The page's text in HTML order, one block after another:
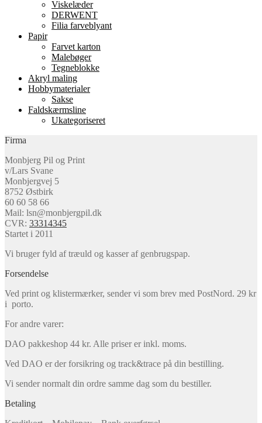
Viskelæder
DERWENT
Filia farveblyant
Papir
Farvet karton
Malebøger
Tegneblokke
Akryl maling
Hobbymaterialer
Sakse
Faldskærmsline
Ukategoriseret
Firma
Monbjerg Pil og Print
v/Lars Svane
Monbjergvej 5
8752 Østbirk
60 60 58 66
Mail: lsn@monbjergpil.dk
CVR: 33314345
Startet i 2011
Vi bruger fyld af træuld og kasser af genbrugspap.
Forsendelse
Ved print og klistermærker, sender vi som brev med PostNord. 29 kr
i porto.
For andre varer:
DAO pakkeshop 44 kr. Alle priser er inkl. moms.
Ved DAO er der forsikring og track&trace på din bestilling.
Vi sender normalt din ordre samme dag som du bestiller.
Betaling